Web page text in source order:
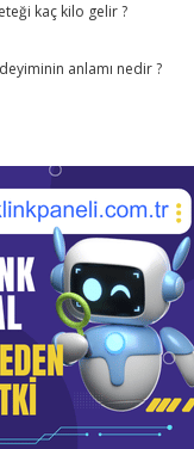
kaç kilo gelir ?
anlamı nedir ?